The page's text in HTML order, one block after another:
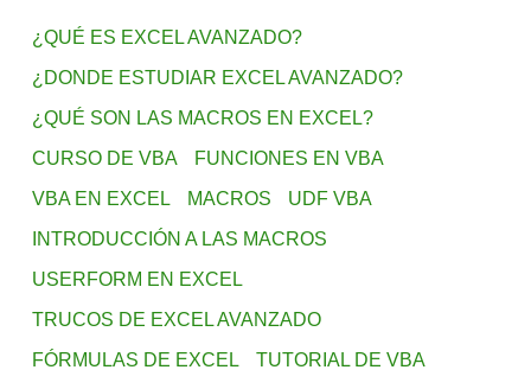
¿QUÉ ES EXCEL AVANZADO?
¿DONDE ESTUDIAR EXCEL AVANZADO?
¿QUÉ SON LAS MACROS EN EXCEL?
CURSO DE VBA
FUNCIONES EN VBA
VBA EN EXCEL
MACROS
UDF VBA
INTRODUCCIÓN A LAS MACROS
USERFORM EN EXCEL
TRUCOS DE EXCEL AVANZADO
FÓRMULAS DE EXCEL
TUTORIAL DE VBA